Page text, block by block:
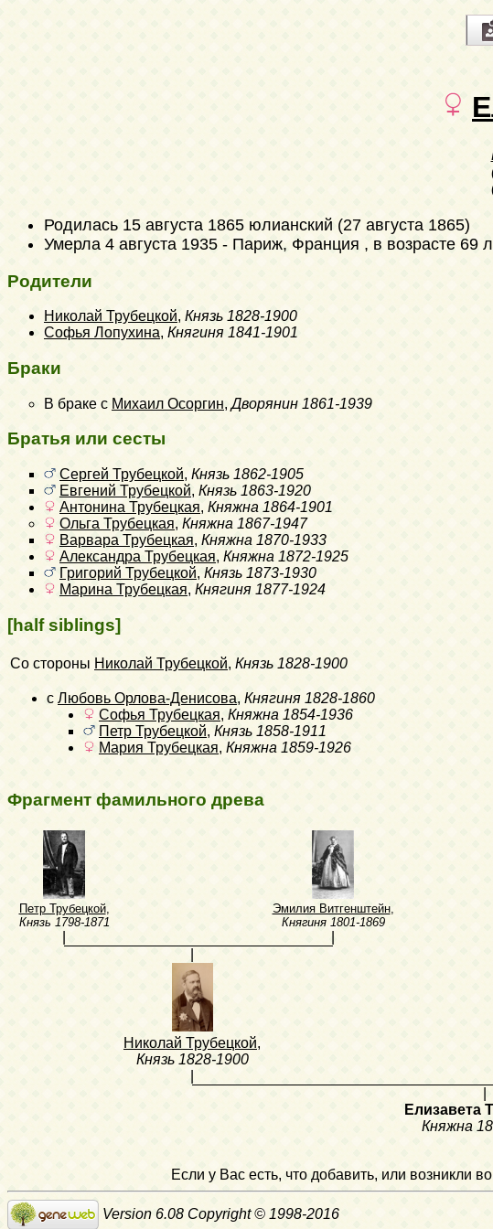
Родилась 15 августа 1865 юлианский (27 августа 1865)
Умерла 4 августа 1935 - Париж, Франция , в возрасте 69
Родители
Николай Трубецкой, Князь 1828-1900
Софья Лопухина, Княгиня 1841-1901
Браки
В браке с Михаил Осоргин,Дворянин 1861-1939
Братья или сесты
Сергей Трубецкой, Князь 1862-1905
Евгений Трубецкой, Князь 1863-1920
Антонина Трубецкая, Княжна 1864-1901
Ольга Трубецкая, Княжна 1867-1947
Варвара Трубецкая, Княжна 1870-1933
Александра Трубецкая, Княжна 1872-1925
Григорий Трубецкой, Князь 1873-1930
Марина Трубецкая, Княгиня 1877-1924
[half siblings]
Со стороны Николай Трубецкой, Князь 1828-1900
с Любовь Орлова-Денисова, Княгиня 1828-1860
Софья Трубецкая, Княжна 1854-1936
Петр Трубецкой, Князь 1858-1911
Мария Трубецкая, Княжна 1859-1926
Фрагмент фамильного древа
Петр Трубецкой,
Князь 1798-1871
Эмилия Витгенштейн,
Княгиня 1801-1869
Николай Трубецкой,
Князь 1828-1900
Елизавета
Княжна
Если у Вас есть, что добавить, или возникли
Version 6.08 Copyright © 1998-2016